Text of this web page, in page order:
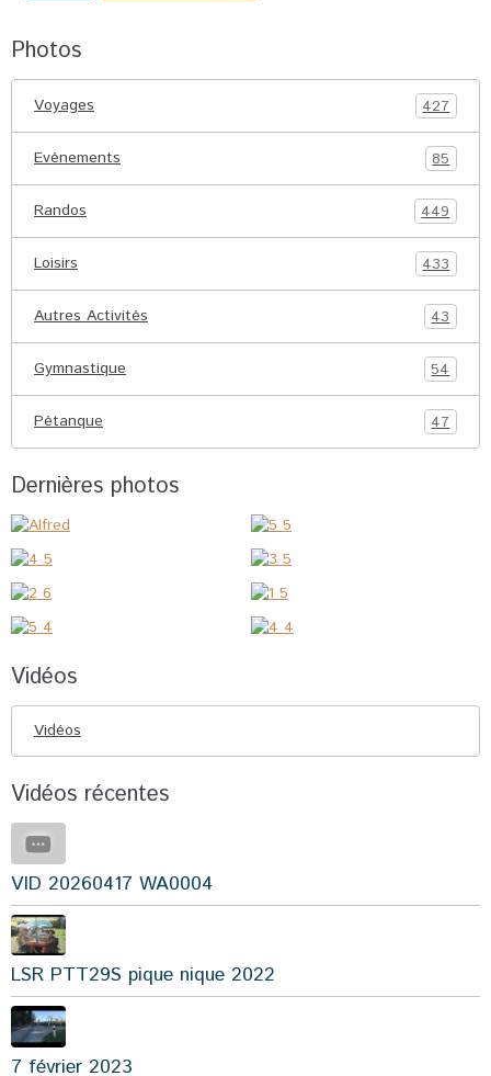
Photos
Voyages 427
Evénements 85
Randos 449
Loisirs 433
Autres Activités 43
Gymnastique 54
Pétanque 47
Dernières photos
Vidéos
Vidéos
Vidéos récentes
VID 20260417 WA0004
LSR PTT29S pique nique 2022
7 février 2023